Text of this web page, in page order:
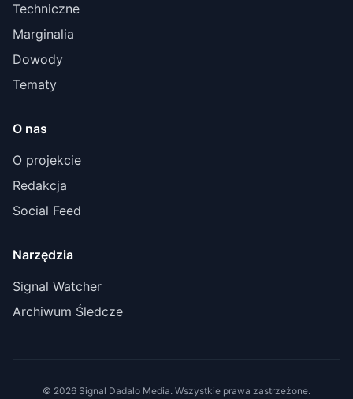
Techniczne
Marginalia
Dowody
Tematy
O nas
O projekcie
Redakcja
Social Feed
Narzędzia
Signal Watcher
Archiwum Śledcze
© 2026 Signal Dadalo Media. Wszystkie prawa zastrzeżone.